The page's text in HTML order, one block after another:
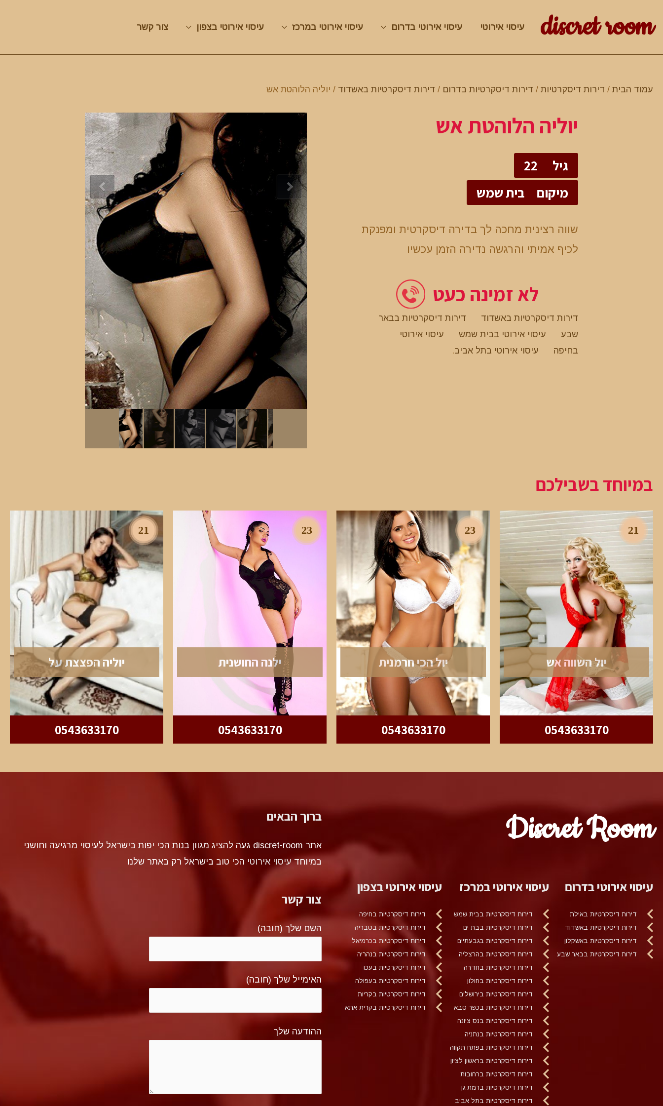
discret room עיסוי אירוטי עיסוי אירוטי בדרום עיסוי אירוטי במרכז עיסוי אירוטי בצפון צור קשר
עמוד הבית / דירות דיסקרטיות / דירות דיסקרטיות בדרום / דירות דיסקרטיות באשדוד / יוליה הלוהטת אש
יוליה הלוהטת אש
גיל
22
מיקום
בית שמש
שווה רצינית מחכה לך בדירה דיסקרטית ומפנקת
לכיף אמיתי והרגשה נדירה הזמן עכשיו
לא זמינה כעט
דירות דיסקרטיות באשדוד
דירות דיסקרטיות בבאר
שבע
עיסוי אירוטי בבית שמש
עיסוי אירוטי
בחיפה
עיסוי אירוטי בתל אביב.
במיוחד בשבילכם
21
יול השווה אש
0543633170
23
יול הכי חרמנית
0543633170
23
ילנה החושנית
0543633170
21
יוליה הפצצת על
0543633170
Discret Room
עיסוי אירוטי בדרום
דירות דיסקרטיות באילת
דירות דיסקרטיות באשדוד
דירות דיסקרטיות באשקלון
דירות דיסקרטיות בבאר שבע
עיסוי אירוטי במרכז
דירות דיסקרטיות בבית שמש
דירות דיסקרטיות בבת ים
דירות דיסקרטיות בגבעתיים
דירות דיסקרטיות בהרצליה
דירות דיסקרטיות בחדרה
דירות דיסקרטיות בחולון
דירות דיסקרטיות בירושלים
דירות דיסקרטיות בכפר סבא
דירות דיסקרטיות בנס ציונה
דירות דיסקרטיות בנתניה
דירות דיסקרטיות בפתח תקווה
דירות דיסקרטיות בראשון לציון
דירות דיסקרטיות ברחובות
דירות דיסקרטיות ברמת גן
דירות דיסקרטיות בתל אביב
עיסוי אירוטי בצפון
דירות דיסקרטיות בחיפה
דירות דיסקרטיות בטבריה
דירות דיסקרטיות בכרמיאל
דירות דיסקרטיות בנהריה
דירות דיסקרטיות בעכו
דירות דיסקרטיות בעפולה
דירות דיסקרטיות בקריות
דירות דיסקרטיות בקרית אתא
ברוך הבאים
אתר discret-room געה להציג מגוון בנות הכי יפות בישראל לעיסוי מרגיעה וחושני
במיוחדעיסוי אירוטי הכי טוב בישראל רק באתר שלנו
צור קשר
השם שלך (חובה)
האימייל שלך (חובה)
ההודעה שלך